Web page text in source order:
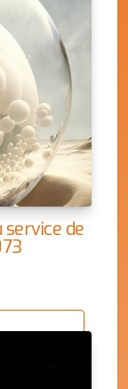
service de